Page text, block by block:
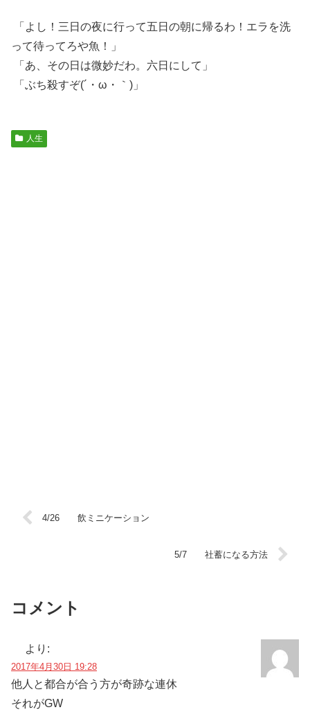
「よし！三日の夜に行って五日の朝に帰るわ！エラを洗
って待ってろや魚！」
「あ、その日は微妙だわ。六日にして」
「ぶち殺すぞ(´・ω・｀)」
人生
4/26 飲ミニケーション
5/7 社蓄になる方法
コメント
より:
2017年4月30日 19:28
他人と都合が合う方が奇跡な連休
それがGW